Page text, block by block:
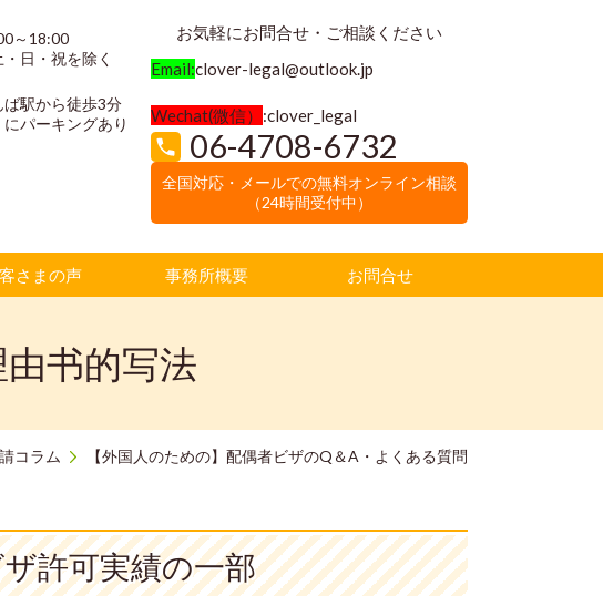
～18:00
日・祝を除く
ば駅から徒歩3分
にパーキングあり
お気軽にお問合せ・ご相談ください
Email:clover-legal@outlook.jp
Wechat(微信） :clover_legal
06-4708-6732
全国対応・メールでの無料オンライン相談
（24時間受付中）
さまの声 事務所概要 お問合せ
由书的写法
コラム 【外国人のための】配偶者ビザのQ＆A・よくある質問
許可実績の一部